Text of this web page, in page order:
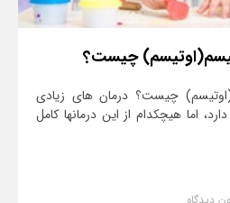
چیست؟
چیست؟ درمان های زیادی
اما هیچکدام از این درمانها کامل